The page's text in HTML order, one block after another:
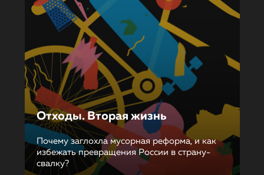
Отходы. Вторая жизнь
Почему заглохла мусорная реформа, и как
избежать превращения России в страну-
свалку?